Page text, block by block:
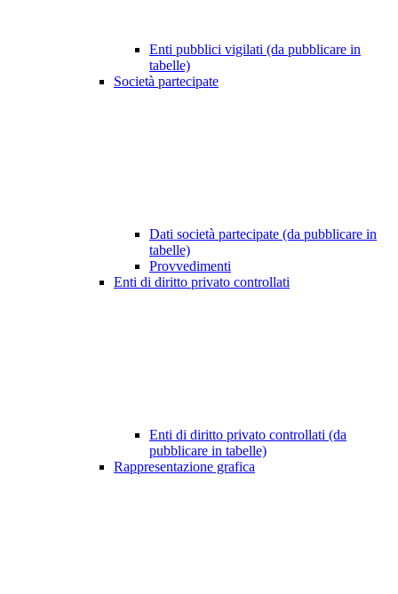
Enti pubblici vigilati (da pubblicare in
tabelle)
Società partecipate
Dati società partecipate (da pubblicare in
tabelle)
Provvedimenti
Enti di diritto privato controllati
Enti di diritto privato controllati (da
pubblicare in tabelle)
Rappresentazione grafica